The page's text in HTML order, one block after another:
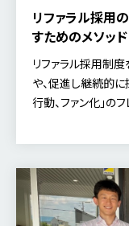
リファラル採用
すためのメソッド
リファラル採用制度
や、促進し継続的に
行動、ファン化」の